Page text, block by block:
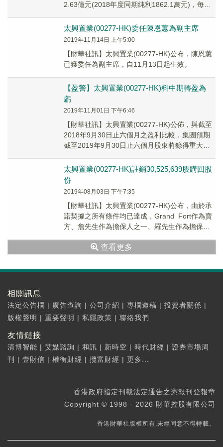
2.63億元(2018年度同期純利1862.1萬元)，每股
太興置業(00277-HK)委任陳恩蕙為副主席
2019年11月14日 上午5:00
【財華社訊】太興置業(00277-HK)公布，陳恩蕙
已獲委任為副主席，自11月13日起生效。
【盈警】太興置業(00277-HK)料中期轉盈為
虧
2019年11月01日 下午6:46
【財華社訊】太興置業(00277-HK)公佈，與截至
2018年9月30日止六個月之盈利比較，集團預期
截至2019年9月30日止六個月股東將錄得重大虧
太興置業(00277-HK)註銷30,525,639股購回股
份
2019年08月03日 下午7:35
【財華社訊】太興置業(00277-HK)公布，由於承
諾契據之所有條件均已達成，Grand Fort作為賣
方、詹先生作為擔保人之一、羅先生作為擔保人
查看更多
相關訊息
法定公告欄 | 廣告查詢 | 公司介紹 | 專欄邀稿 | 投資者關係 |
版權聲明 | 重要聲明 | 私隱政策 | 聯絡我們
友情鏈接
清博智能 | 艾媒諮詢 | 和訊 | 新時空 | 時代財經 | 證券市場周
刊
| 壹財信 | 權衡財經 | 攬富財經 | 更多...
香港政府指定刊載法定通告之憲報刊登報章
Copyright © 1998 - 2026 財華控股有限公司
香港財華社版權所有,未經同意不得轉載。